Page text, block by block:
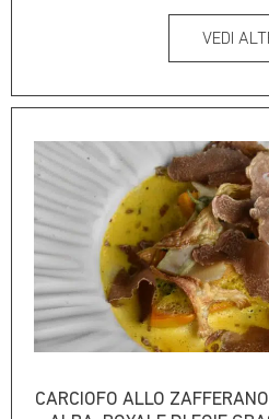
VEDI
CARCIOFO ALLO